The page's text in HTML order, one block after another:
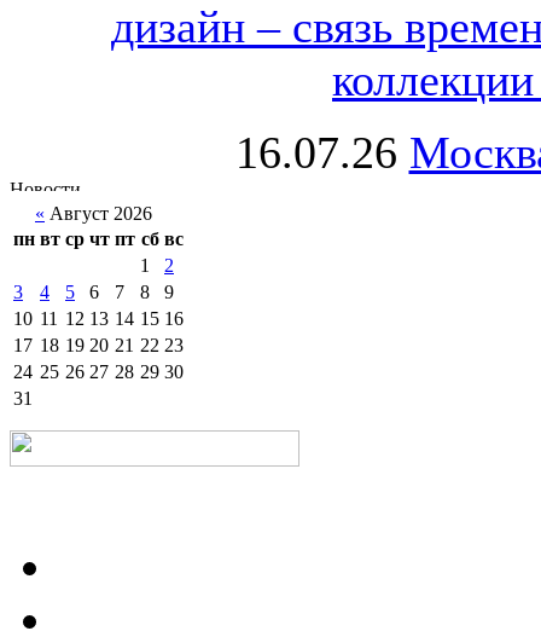
дизайн – связь
16.07.26
« Август 2026
пн вт ср чт пт сб вс
1
2
3
4 5 6 7 8
9
10 11 12 13 14 15 16
17 18 19 20 21 22 23
24 25 26 27 28 29 30
31